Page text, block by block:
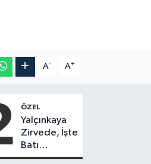
A- A+
ÖZEL
Yalçınkaya
Zirvede, İşte
Batı
Karadeniz'in